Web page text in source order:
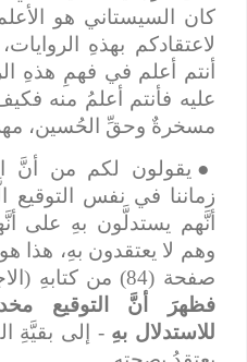
كان السيستاني هو
لاعتقادكم بهذهِ
أنتم أعلم في فهمِ هذهِ
عليه فأنتم أعلمُ منه
مسخرةٌ وحقِّ الحُسين،
●يقولون لكم من أنَّ
زماننا في نفس
أنَّهم يستدلَّون بهِ على
وهم لا يعتقدون بهِ، هذا
صفحة (84) من كتابهِ (الاجتهادُ والتقليد والاحتياط):
فظهرَ أنَّ التوقيع
للاستدلال بهِ- إلى بقيَّةِ